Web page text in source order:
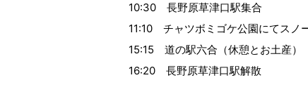
10:30 長野原草津口駅集合
11:10 チャツボミゴケ公園にてスノ
15:15 道の駅六合（休憩とお土産）
16:20 長野原草津口駅解散